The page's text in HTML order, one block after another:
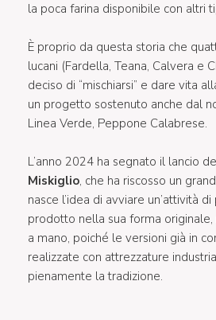
la poca farina disponibile con altri
È proprio da questa storia che
lucani (Fardella, Teana, Calvera e
deciso di “mischiarsi” e dare vita
un progetto sostenuto anche dal
Linea Verde, Peppone Calabrese.
L’anno 2024 ha segnato il lancio
Miskiglio, che ha riscosso un
nasce l’idea di avviare un’attività
prodotto nella sua forma
a mano, poiché le versioni già in
realizzate con attrezzature
pienamente la tradizione.